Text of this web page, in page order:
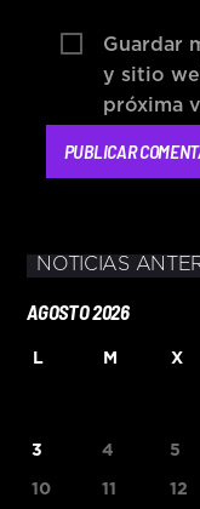
Guardar
y sitio
próxima
NOTICIAS
AGOSTO 2026
L M X
3 4 5
10 11 12